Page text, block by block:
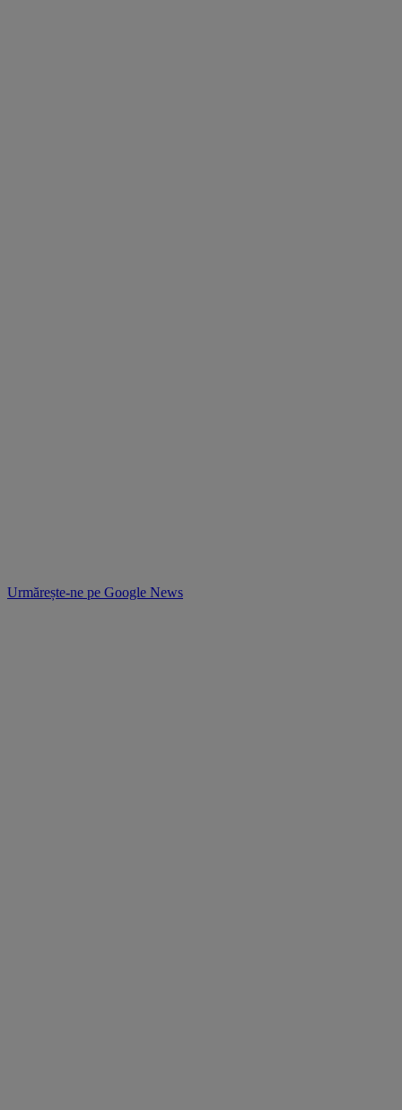
Urmărește-ne pe Google News